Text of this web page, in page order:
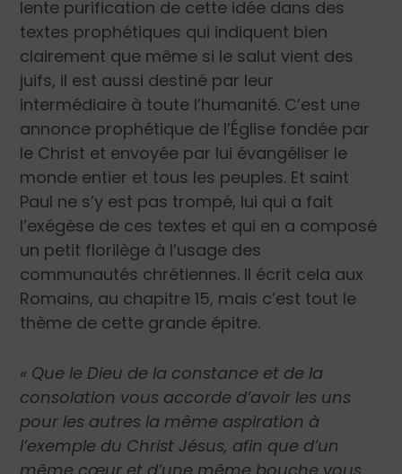
lente purification de cette idée dans des
textes prophétiques qui indiquent bien
clairement que même si le salut vient des
juifs, il est aussi destiné par leur
intermédiaire à toute l’humanité. C’est une
annonce prophétique de l’Église fondée par
le Christ et envoyée par lui évangéliser le
monde entier et tous les peuples. Et saint
Paul ne s’y est pas trompé, lui qui a fait
l’exégèse de ces textes et qui en a composé
un petit florilège à l’usage des
communautés chrétiennes. Il écrit cela aux
Romains, au chapitre 15, mais c’est tout le
thème de cette grande épitre.
« Que le Dieu de la constance et de la
consolation vous accorde d’avoir les uns
pour les autres la même aspiration à
l’exemple du Christ Jésus, afin que d’un